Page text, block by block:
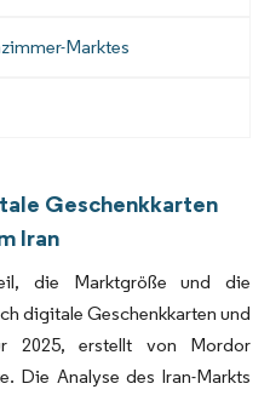
Marktes
Geschenkkarten
Iran
die Marktgröße und die
digitale Geschenkkarten und
2025, erstellt von Mordor
Die Analyse des Iran-Markts